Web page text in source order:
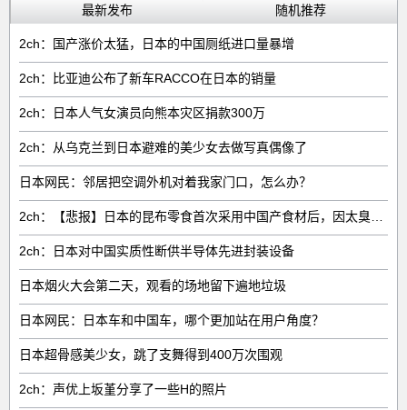
最新发布 随机推荐
2ch：国产涨价太猛，日本的中国厕纸进口量暴增
2ch：比亚迪公布了新车RACCO在日本的销量
2ch：日本人气女演员向熊本灾区捐款300万
2ch：从乌克兰到日本避难的美少女去做写真偶像了
日本网民：邻居把空调外机对着我家门口，怎么办？
2ch：日本对中国实质性断供半导体先进封装设备
日本烟火大会第二天，观看的场地留下遍地垃圾
日本网民：日本车和中国车，哪个更加站在用户角度？
日本超骨感美少女，跳了支舞得到400万次围观
2ch：声优上坂堇分享了一些H的照片